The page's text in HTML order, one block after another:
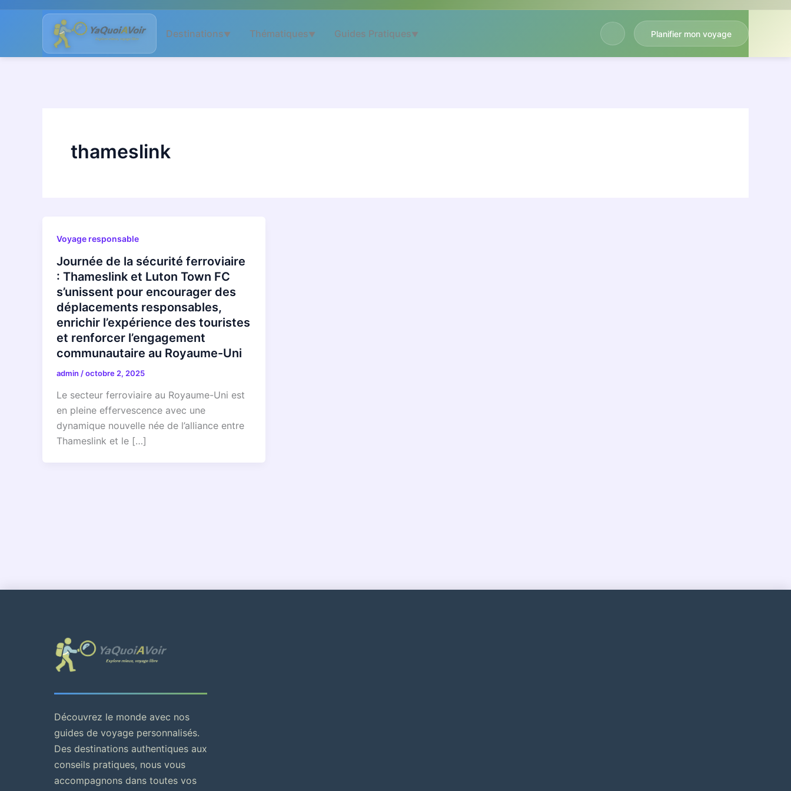
Aller
Destinations▼ Thématiques▼ Guides Pratiques ▼ Planifier mon voyage
thameslink
Voyage responsable
Journée de la sécurité ferroviaire
: Thameslink et Luton Town FC
s’unissent pour encourager des
déplacements responsables,
enrichir l’expérience des touristes
et renforcer l’engagement
communautaire au Royaume-Uni
admin /octobre 2, 2025
Le secteur ferroviaire au Royaume-Uni est
en pleine effervescence avec une
dynamique nouvelle née de l’alliance entre
Thameslink et le […]
Découvrez le monde avec nos
guides de voyage personnalisés.
Des destinations authentiques aux
conseils pratiques, nous vous
accompagnons dans toutes vos